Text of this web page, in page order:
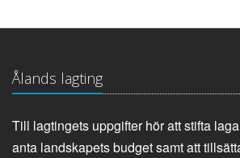
Ålands lagting
Till lagtingets uppgifter hör att stifta
anta landskapets budget samt att